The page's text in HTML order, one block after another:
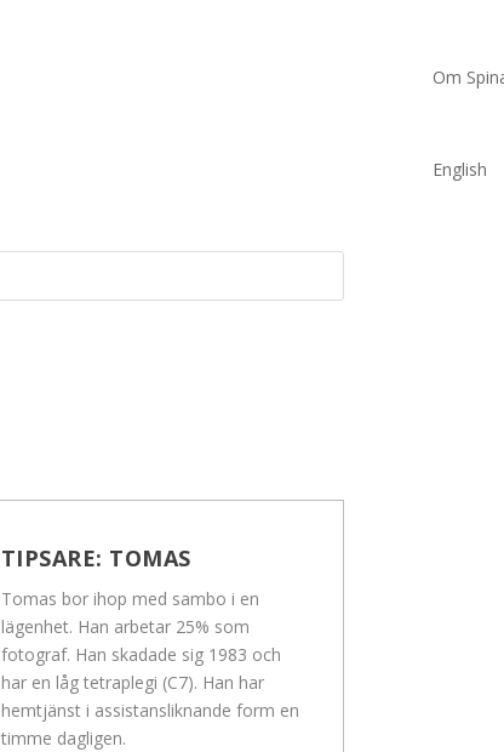
Om
English
TIPSARE: TOMAS
Tomas bor ihop med sambo i en
lägenhet. Han arbetar 25% som
fotograf. Han skadade sig 1983 och
har en låg tetraplegi (C7). Han har
hemtjänst i assistansliknande form en
timme dagligen.